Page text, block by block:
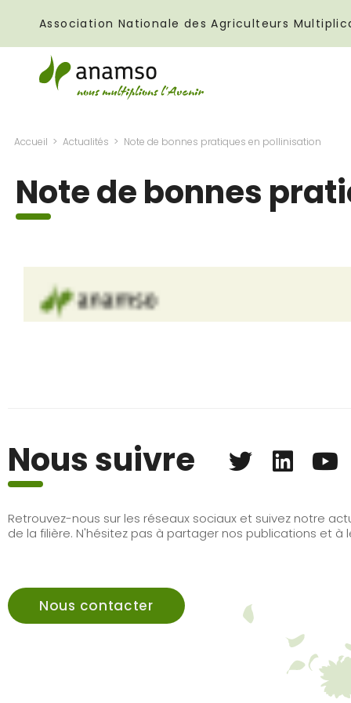
Association Nationale des Agriculteurs
Accueil Actualités Note de bonnes pratiques en pollinisation
Note de bonnes
Nous suivre
Retrouvez-nous sur les réseaux sociaux et suivez notre
de la filière. N'hésitez pas à partager nos publications et à
Nous contacter